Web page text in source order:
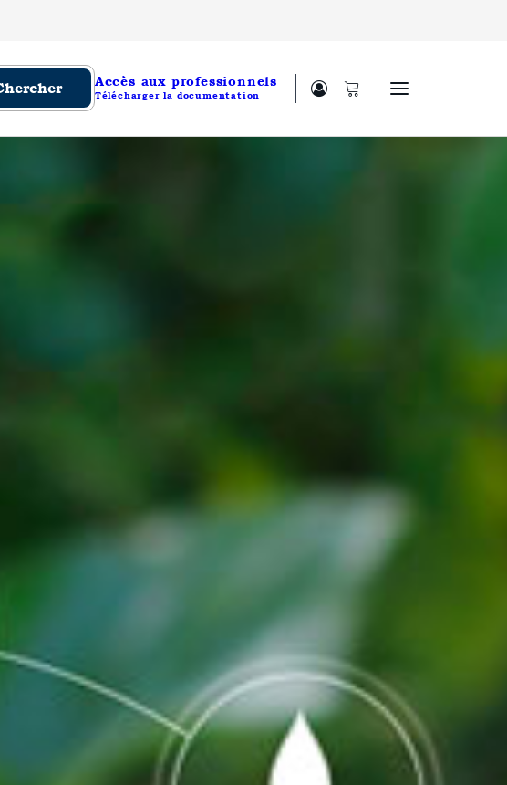
Accès aux professionnels
Télécharger la documentation